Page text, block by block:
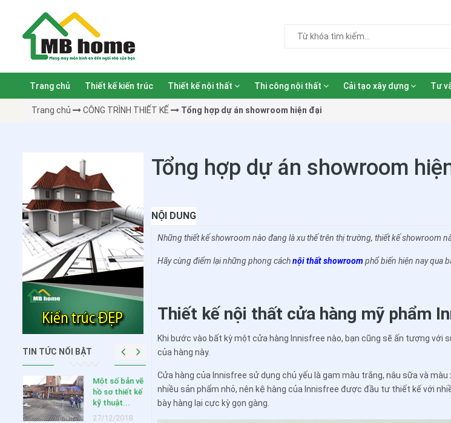
Trang chủ Thiết kế kiến trúc Thiết kế nội thất Thi công nội thất Cải tạo xây dựng Tư
Trang chủ CÔNG TRÌNH THIẾT KẾ Tổng hợp dự án showroom hiện đại
Tổng hợp dự án showroom
NỘI DUNG
Những thiết kế showroom nào đang là xu thế trên thị trường, thiết kế showroom
Hãy cùng điểm lại những phong cáchnội thất showroom phổ biến hiện nay qua
Thiết kế nội thất cửa hàng mỹ phẩm
Khi bước vào bất kỳ một cửa hàng Innisfree nào, bạn cũng sẽ ấn tượng với
của hàng này.
Cửa hàng của Innisfree sử dụng chủ yếu là gam màu trắng, nâu sữa và
nhiều sản phẩm nhỏ, nên kệ hàng của Innisfree được đầu tư thiết kế với
bày hàng lại cực kỳ gọn gàng.
TIN TỨC NỔI BẬT
Một số bản vẽ
hồ sơ thiết kế
kỹ thuật...
27/12/2018